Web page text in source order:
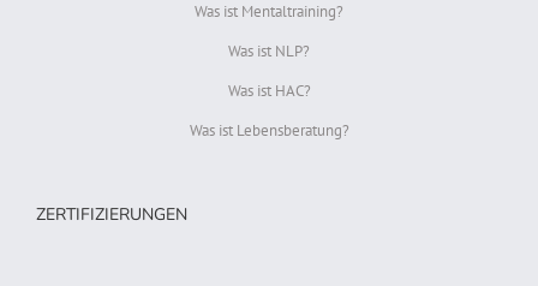
Was ist Mentaltraining?
Was ist NLP?
Was ist HAC?
Was ist Lebensberatung?
ZERTIFIZIERUNGEN